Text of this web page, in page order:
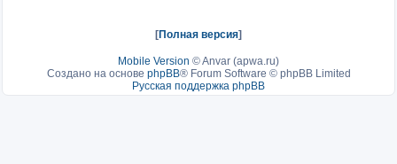
[Полная версия]
Mobile Version ©Anvar (apwa.ru)
Создано на основе phpBB® Forum Software © phpBB Limited
Русская поддержка phpBB